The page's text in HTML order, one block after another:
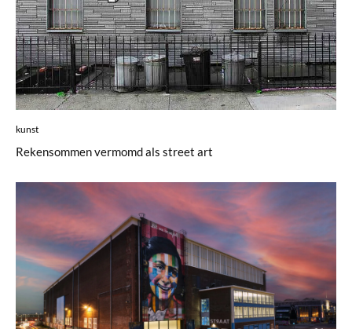
kunst
Rekensommen vermomd als street art